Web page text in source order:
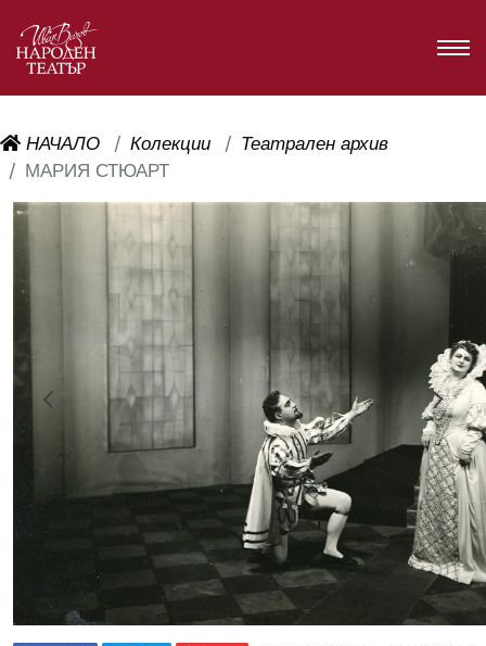
НАЧАЛО Колекции
Театрален архив
МАРИЯ СТЮАРТ